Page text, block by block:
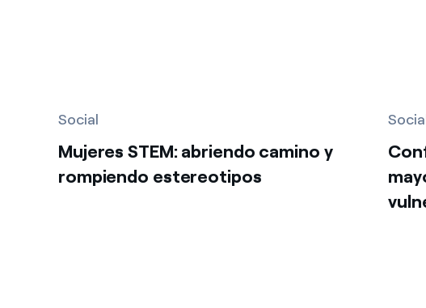
Social
Mujeres STEM: abriendo camino y
rompiendo estereotipos